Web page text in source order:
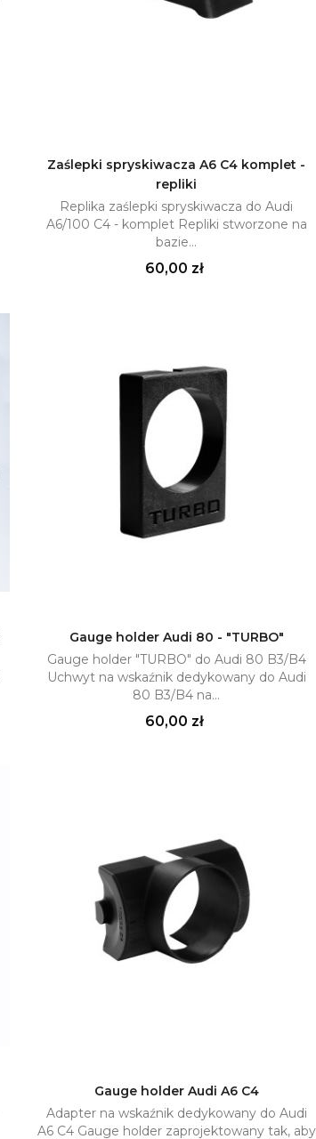
Dodaj do koszyka
Zaślepki spryskiwacza A6 C4 komplet -
repliki
Replika zaślepki spryskiwacza do Audi
A6/100 C4 - komplet Repliki stworzone na
bazie...
Cena
60,00 zł
Dodaj do koszyka
Gauge holder Audi 80 - "TURBO"
Gauge holder "TURBO" do Audi 80 B3/B4
Uchwyt na wskaźnik dedykowany do Audi
80 B3/B4 na...
Cena
60,00 zł
Dodaj do koszyka
Gauge holder Audi A6 C4
Adapter na wskaźnik dedykowany do Audi
A6 C4 Gauge holder zaprojektowany tak, aby